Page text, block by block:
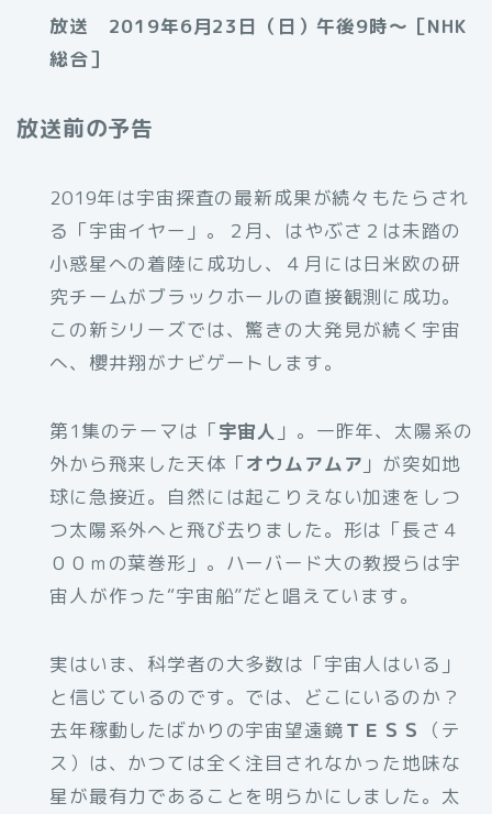
放送 2019年6月23日（日）午後9時～［NHK
総合］
放送前の予告
2019年は宇宙探査の最新成果が続々もたらされ
る「宇宙イヤー」。２月、はやぶさ２は未踏の
小惑星への着陸に成功し、４月には日米欧の研
究チームがブラックホールの直接観測に成功。
この新シリーズでは、驚きの大発見が続く宇宙
へ、櫻井翔がナビゲートします。
第1集のテーマは「宇宙人 」。一昨年、太陽系の
外から飛来した天体「オウムアムア 」が突如地
球に急接近。自然には起こりえない加速をしつ
つ太陽系外へと飛び去りました。形は「長さ４
００ｍの葉巻形」。ハーバード大の教授らは宇
宙人が作った“宇宙船”だと唱えています。
実はいま、科学者の大多数は「宇宙人はいる」
と信じているのです。では、どこにいるのか？
去年稼動したばかりの宇宙望遠鏡ＴＥＳＳ
（テ
ス）は、かつては全く注目されなかった地味な
星が最有力であることを明らかにしました。太